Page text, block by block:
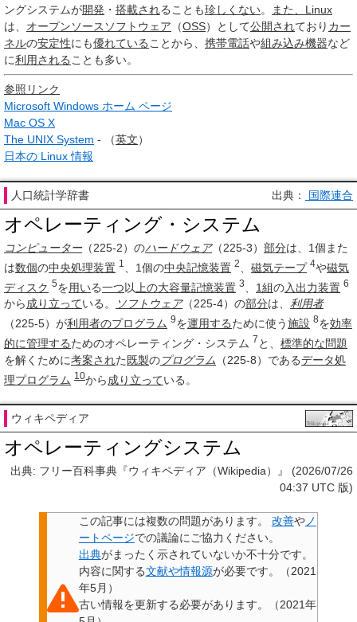
ングシステムが開発 ・ 搭載されることも珍しくない。 また、 Linux
は、 オープンソースソフトウェア （OSS）として公開されており カー
ネルの安定性にも優れている ことから、 携帯電話や組み込み機器など
に利用される ことも多い。
参照リンク
Microsoft Windows ホーム ページ
Mac OS X
The UNIX System - （英文）
日本の Linux 情報
人口統計学辞書 出典： 国際連合
オペレーティング・システム
コンピューター（225-2）のハードウェア（225-3） 部分は、1個また
は数個の中央処理装置 1 、1個の中央記憶装置 2 磁気テープ 4や磁気
ディスク 5を用いる一つ以 上の大容量記憶装置 3 1組の入出力装置 6
から成り立っている。 ソフトウェア（225-4）の部分は、 利用者
（225-5）が利用者のプログラム 9を運用するために使う施設 8を効率
的に管理するためのオペレーティング・システム 7 と、 標準的な問題
を解くために考案された 既製のプログラム （225-8）であるデータ処
理プログラム 10から成り立っている。
ウィキペディア
オペレーティングシステム
出典: フリー百科事典『ウィキペディア（Wikipedia）』 (2026/07/26
04:37 UTC 版)
この記事には複数の問題があります。 改善やノ
ートページでの議論にご協力ください。
出典がまったく示されていないか不十分です。
内容に関する文献や情報源が必要です。 （2021
年5月 ）
古い情報を更新する必要があります。 （2021年